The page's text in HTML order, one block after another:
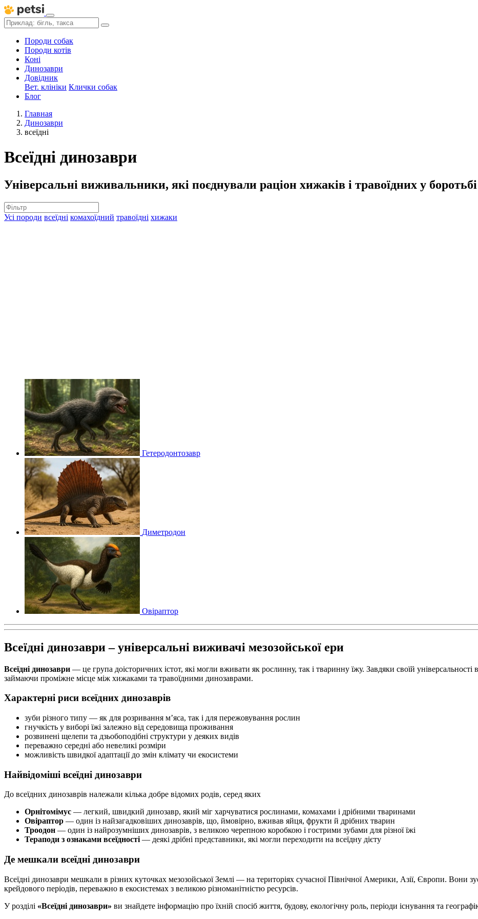
Породи собак
Породи котів
Коні
Динозаври
Довідник
Вет. клініки Клички собак
Блог
Главная
Динозаври
всеїдні
Всеїдні динозаври
Універсальні виживальники, які поєднували раціон хижаків і травоїдних у
Усі породи всеїдні комахоїдний травоїдні хижаки
Гетеродонтозавр
Диметродон
Овіраптор
Всеїдні динозаври – універсальні виживачі мезозойської ери
Всеїдні динозаври — це група доісторичних істот, які могли вживати як рослинну, так і тваринну їжу. Завдяки своїй
займаючи проміжне місце між хижаками та травоїдними динозаврами.
Характерні риси всеїдних динозаврів
зуби різного типу — як для розривання м’яса, так і для пережовування рослин
гнучкість у виборі їжі залежно від середовища проживання
розвинені щелепи та дзьобоподібні структури у деяких видів
переважно середні або невеликі розміри
можливість швидкої адаптації до змін клімату чи екосистеми
Найвідоміші всеїдні динозаври
До всеїдних динозаврів належали кілька добре відомих родів, серед яких
Орнітомімус — легкий, швидкий динозавр, який міг харчуватися рослинами, комахами і дрібними тваринами
Овіраптор — один із найзагадковіших динозаврів, що, ймовірно, вживав яйця, фрукти й дрібних тварин
Троодон — один із найрозумніших динозаврів, з великою черепною коробкою і гострими зубами для різної їжі
Тераподи з ознаками всеїдності— деякі дрібні представники, які могли переходити на всеїдну дієту
Де мешкали всеїдні динозаври
Всеїдні динозаври мешкали в різних куточках мезозойської Землі — на територіях сучасної Північної Америки, Азії, Європи. Вони
крейдового періодів, переважно в екосистемах з великою різноманітністю ресурсів.
У розділі «Всеїдні динозаври» ви знайдете інформацію про їхній спосіб життя, будову, екологічну роль, періоди існування та